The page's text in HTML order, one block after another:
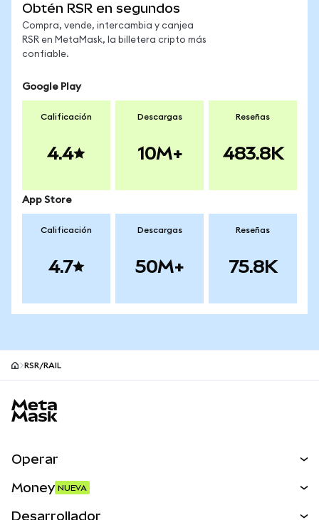
Obtén RSR en segundos
Compra, vende, intercambia y canjea
RSR en MetaMask, la billetera cripto más
confiable.
Google Play
Calificación
4.4
Descargas
10M+
Reseñas
483.8K
App Store
Calificación
4.7
Descargas
50M+
Reseñas
75.8K
RSR/RAIL
Operar
Money NUEVA
Desarrollador